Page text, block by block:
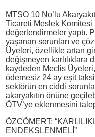
MTSO 10 No’lu
Ticareti Meslek
değerlendirmeler yaptı.
yaşanan sorunları ve
Üyeleri, özellikle artan
değişmeyen karlılıklara
kaydeden Meclis Üyeleri,
ödemesiz 24 ay eşit
sektörün en ciddi
akaryakıtın önüne
ÖTV’ye eklenmesini
ÖZCÖMERT:
ENDEKSLENMELİ”